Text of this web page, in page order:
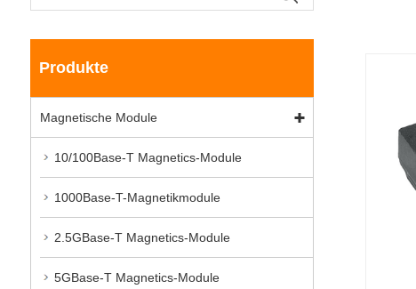
Produkte
Magnetische Module
10/100Base-T Magnetics-Module
1000Base-T-Magnetikmodule
2.5GBase-T Magnetics-Module
5GBase-T Magnetics-Module